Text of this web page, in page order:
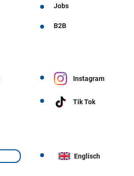
Jobs
B2B
Instagram
Tik Tok
Englisch